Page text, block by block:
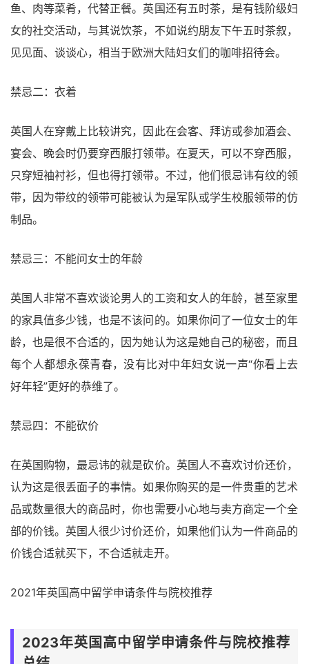
鱼、肉等菜肴，代替正餐。英国还有五时茶，是有钱阶级妇
女的社交活动，与其说饮茶，不如说约朋友下午五时茶叙，
见见面、谈谈心，相当于欧洲大陆妇女们的咖啡招待会。
禁忌二：衣着
英国人在穿戴上比较讲究，因此在会客、拜访或参加酒会、
宴会、晚会时仍要穿西服打领带。在夏天，可以不穿西服，
只穿短袖衬衫，但也得打领带。不过，他们很忌讳有纹的领
带，因为带纹的领带可能被认为是军队或学生校服领带的仿
制品。
禁忌三：不能问女士的年龄
英国人非常不喜欢谈论男人的工资和女人的年龄，甚至家里
的家具值多少钱，也是不该问的。如果你问了一位女士的年
龄，也是很不合适的，因为她认为这是她自己的秘密，而且
每个人都想永葆青春，没有比对中年妇女说一声“你看上去
好年轻”更好的恭维了。
禁忌四：不能砍价
在英国购物，最忌讳的就是砍价。英国人不喜欢讨价还价，
认为这是很丢面子的事情。如果你购买的是一件贵重的艺术
品或数量很大的商品时，你也需要小心地与卖方商定一个全
部的价钱。英国人很少讨价还价，如果他们认为一件商品的
价钱合适就买下，不合适就走开。
2021年英国高中留学申请条件与院校推荐
2023年英国高中留学申请条件与院校推荐